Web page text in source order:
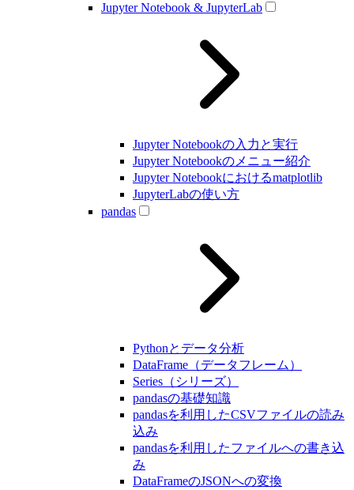
Jupyter Notebook & JupyterLab
Jupyter Notebookの入力と実行
Jupyter Notebookのメニュー紹介
Jupyter Notebookにおけるmatplotlib
JupyterLabの使い方
pandas
Pythonとデータ分析
DataFrame（データフレーム）
Series（シリーズ）
pandasの基礎知識
pandasを利用したCSVファイルの読み
込み
pandasを利用したファイルへの書き込
み
DataFrameのJSONへの変換